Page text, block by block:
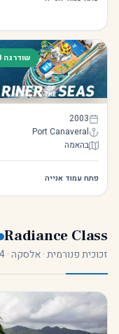
שודרגה 2018
Mariner of the Seas
2003
Port Canaveral
בהאמה
פתח עמוד אנייה
Radiance Class
זכוכית פנורמית · אלסקה · 4 אניות